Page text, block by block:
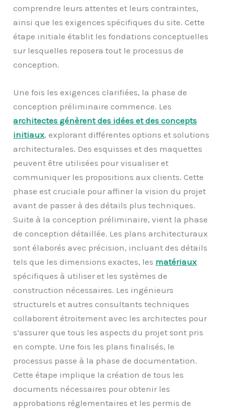
comprendre leurs attentes et leurs contraintes,
ainsi que les exigences spécifiques du site. Cette
étape initiale établit les fondations conceptuelles
sur lesquelles reposera tout le processus de
conception.
Une fois les exigences clarifiées, la phase de
conception préliminaire commence. Les
architectes génèrent des idées et des concepts
initiaux, explorant différentes options et solutions
architecturales. Des esquisses et des maquettes
peuvent être utilisées pour visualiser et
communiquer les propositions aux clients. Cette
phase est cruciale pour affiner la vision du projet
avant de passer à des détails plus techniques.
Suite à la conception préliminaire, vient la phase
de conception détaillée. Les plans architecturaux
sont élaborés avec précision, incluant des détails
tels que les dimensions exactes, les matériaux
spécifiques à utiliser et les systèmes de
construction nécessaires. Les ingénieurs
structurels et autres consultants techniques
collaborent étroitement avec les architectes pour
s’assurer que tous les aspects du projet sont pris
en compte. Une fois les plans finalisés, le
processus passe à la phase de documentation.
Cette étape implique la création de tous les
documents nécessaires pour obtenir les
approbations réglementaires et les permis de